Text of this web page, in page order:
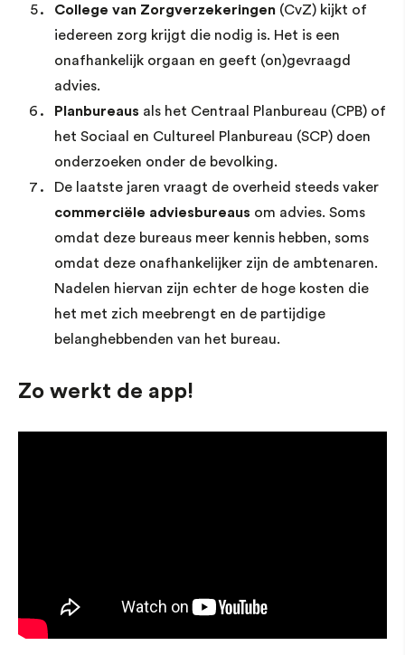
College van Zorgverzekeringen (CvZ) kijkt of
iedereen zorg krijgt die nodig is. Het is een
onafhankelijk orgaan en geeft (on)gevraagd
advies.
Planbureaus als het Centraal Planbureau (CPB) of
het Sociaal en Cultureel Planbureau (SCP) doen
onderzoeken onder de bevolking.
De laatste jaren vraagt de overheid steeds vaker
commerciële adviesbureaus om advies. Soms
omdat deze bureaus meer kennis hebben, soms
omdat deze onafhankelijker zijn de ambtenaren.
Nadelen hiervan zijn echter de hoge kosten die
het met zich meebrengt en de partijdige
belanghebbenden van het bureau.
Zo werkt de app!